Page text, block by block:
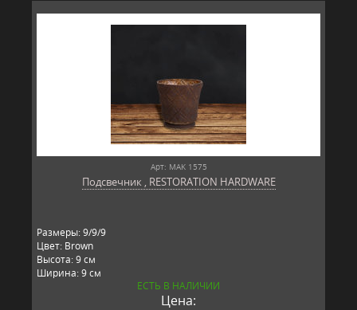
Арт: MAK 1575
Подсвечник , RESTORATION HARDWARE
Размеры: 9/9/9
Цвет: Brown
Высота: 9 см
Ширина: 9 см
ЕСТЬ В НАЛИЧИИ
Цена: